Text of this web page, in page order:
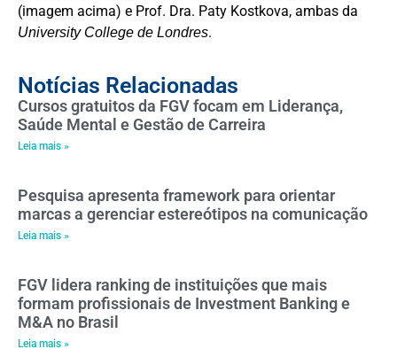
(imagem acima) e Prof. Dra. Paty Kostkova, ambas da
University College de Londres.
Notícias Relacionadas
Cursos gratuitos da FGV focam em Liderança,
Saúde Mental e Gestão de Carreira
Leia mais »
Pesquisa apresenta framework para orientar
marcas a gerenciar estereótipos na comunicação
Leia mais »
FGV lidera ranking de instituições que mais
formam profissionais de Investment Banking e
M&A no Brasil
Leia mais »